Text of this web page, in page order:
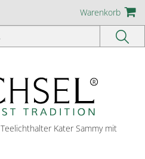
Warenkorb
Teelichthalter Kater Sammy mit